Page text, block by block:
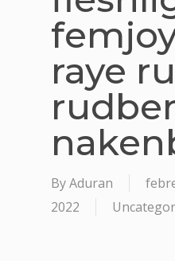
raye
ByAduran
2022